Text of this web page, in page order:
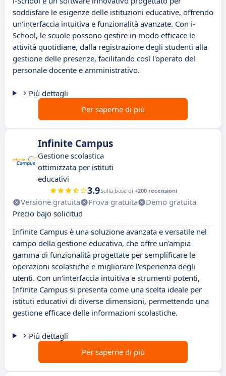
soddisfare le esigenze delle istituzioni educative, offrendo
un'interfaccia intuitiva e funzionalità avanzate. Con i-
School, le scuole possono gestire in modo efficace le
attività quotidiane, dalla registrazione degli studenti alla
gestione delle presenze, facilitando così l'operato del
personale docente e amministrativo.
Più dettagli
Per saperne di più
Infinite Campus
Gestione scolastica
ottimizzata per istituti
educativi
3.9Sulla base di +200 recensioni
Versione gratuita Prova gratuita
Demo gratuita
Precio bajo solicitud
Infinite Campus è una soluzione avanzata e versatile nel
campo della gestione educativa, che offre un'ampia
gamma di funzionalità progettate per semplificare le
operazioni scolastiche e migliorare l'esperienza degli
utenti. Con un'interfaccia intuitiva e strumenti potenti,
Infinite Campus si presenta come una scelta ideale per
istituti educativi di diverse dimensioni, permettendo una
gestione efficace delle informazioni scolastiche.
Più dettagli
Per saperne di più